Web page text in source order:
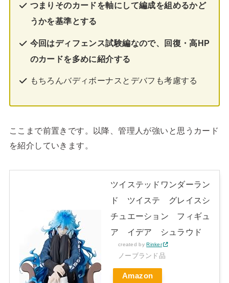
つまりそのカードを軸にして編成を組めるかど
うかを基準とする
今回はディフェンス試験編なので、回復・高HP
のカードを多めに紹介する
もちろんバディボーナスとデバフも考慮する
ここまで前置きです。以降、管理人が強いと思うカード
を紹介していきます。
ツイステッドワンダーラン
ド ツイステ グレイスシ
チュエーション フィギュ
ア イデア シュラウド
created byRinker
ノーブランド品
Amazon